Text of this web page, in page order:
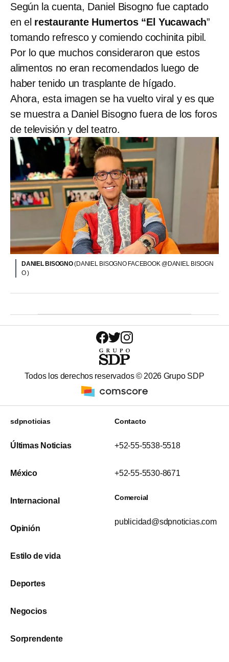
Según la cuenta, Daniel Bisogno fue captado
en el restaurante Humertos “El Yucawach”
tomando refresco y comiendo cochinita pibil.
Por lo que muchos consideraron que estos
alimentos no eran recomendados luego de
haber tenido un trasplante de hígado.
Ahora, esta imagen se ha vuelto viral y es que
se muestra a Daniel Bisogno fuera de los foros
de televisión y del teatro.
DANIEL BISOGNO(DANIEL BISOGNO FACEBOOK @DANIEL BISOGN
O )
Todos los derechos reservados © 2026 Grupo SDP
sdpnoticias
Últimas Noticias
México
Internacional
Opinión
Estilo de vida
Deportes
Negocios
Sorprendente
Contacto
+52-55-5538-5518
+52-55-5530-8671
Comercial
publicidad@sdpnoticias.com